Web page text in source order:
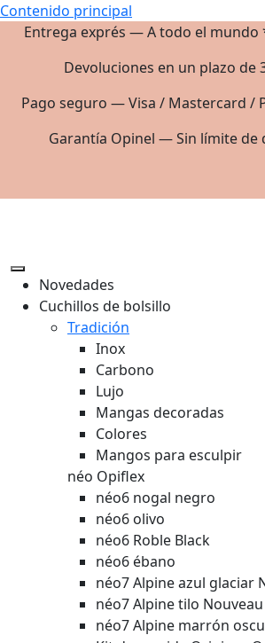
Contenido principal
Entrega exprés — A todo el mundo
Devoluciones en un plazo de
Pago seguro — Visa / Mastercard /
Garantía Opinel — Sin límite de
Novedades
Cuchillos de bolsillo
Tradición
Inox
Carbono
Lujo
Mangas decoradas
Colores
Mangos para esculpir
néo Opiflex
néo6 nogal negro
néo6 olivo
néo6 Roble Black
néo6 ébano
néo7 Alpine azul glaciar
néo7 Alpine tilo Nouveau
néo7 Alpine marrón